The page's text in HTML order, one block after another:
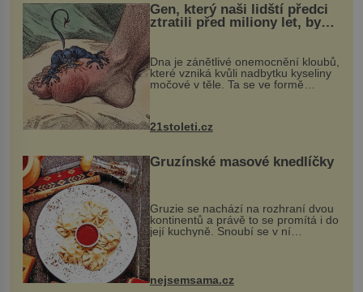
Gen, který naši lidští předci
ztratili před miliony let, by
mohl pomoci s léčbou
„nemoci králů“
Dna je zánětlivé onemocnění kloubů,
které vzniká kvůli nadbytku kyseliny
močové v těle. Ta se ve formě
nohou, a způsobuje bole...
21stoleti.cz
Gruzínské masové knedlíčky
Gruzie se nachází na rozhraní dvou
kontinentů a právě to se promítá i do
její kuchyně. Snoubí se v ní
evropské a asijské chutě a díky tomu
pokrmy, které rozhodně st...
nejsemsama.cz